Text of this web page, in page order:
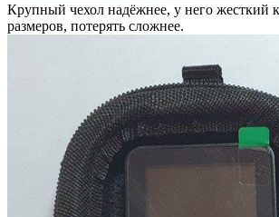
Крупный чехол надёжнее, у него жесткий
размеров, потерять сложнее.